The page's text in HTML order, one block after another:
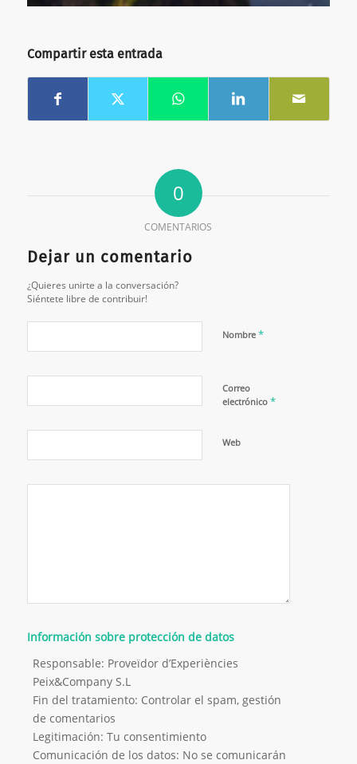
Compartir esta entrada
0
COMENTARIOS
Dejar un comentario
¿Quieres unirte a la conversación?
Siéntete libre de contribuir!
Nombre *
Correo
electrónico *
Web
Información sobre protección de datos
Responsable: Proveïdor d’Experiències
Peix&Company S.L
Fin del tratamiento: Controlar el spam, gestión
de comentarios
Legitimación: Tu consentimiento
Comunicación de los datos: No se comunicarán